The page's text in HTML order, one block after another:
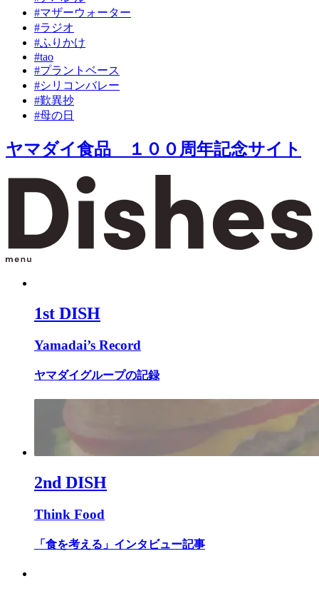
#マザーウォーター
#ラジオ
#ふりかけ
#tao
#プラントベース
#シリコンバレー
#歎異抄
#母の日
ヤマダイ食品 １００周年記念サイト
1st DISH
Yamadai’s Record
ヤマダイグループの記録
2nd DISH
Think Food
「食を考える」インタビュー記事